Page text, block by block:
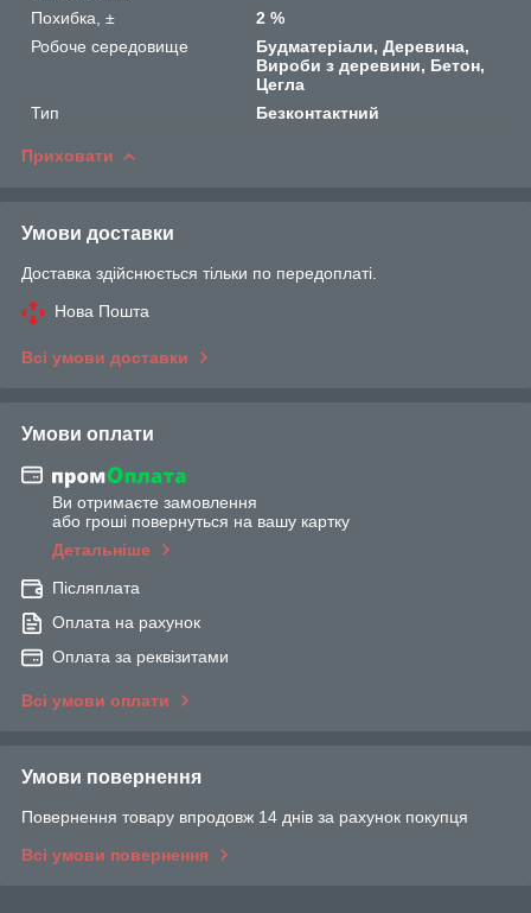
Похибка, ±
2 %
Робоче середовище
Будматеріали, Деревина,
Вироби з деревини, Бетон,
Цегла
Тип
Безконтактний
Приховати
Умови доставки
Доставка здійснюється тільки по передоплаті.
Нова Пошта
Всі умови доставки
Умови оплати
Ви отримаєте замовлення
або гроші повернуться на вашу картку
Детальніше
Післяплата
Оплата на рахунок
Оплата за реквізитами
Всі умови оплати
Умови повернення
Повернення товару впродовж 14 днів за рахунок покупця
Всі умови повернення